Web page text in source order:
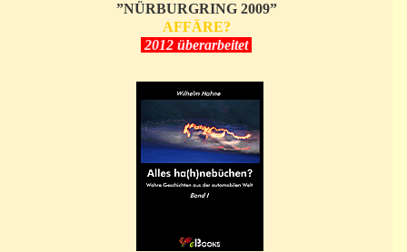
”NÜRBURGRING 2009”
AFFÄRE?
2012 überarbeitet